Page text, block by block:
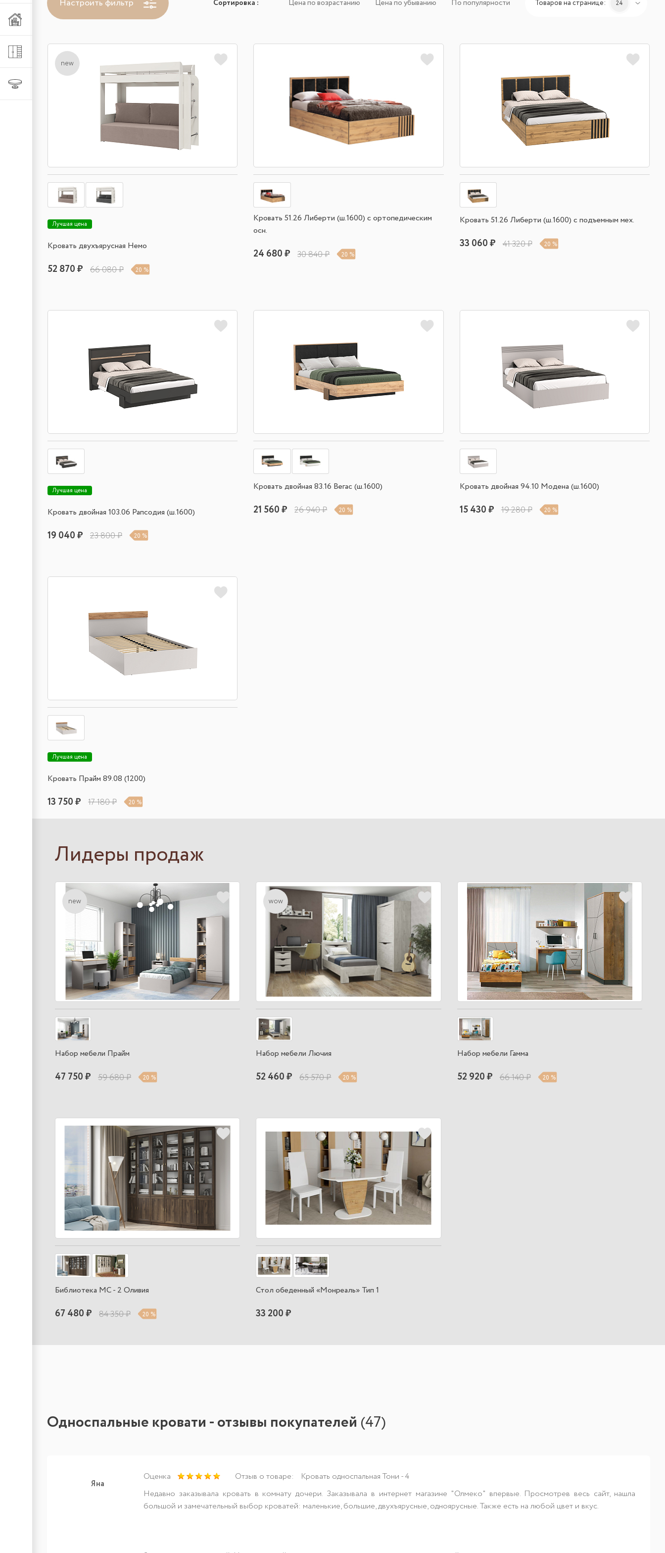
Мебель из металла
Шкафы и стеллажи
Настроить фильтр Сортировка : Цена по возрастанию Цена по убыванию По популярности Товаров на странице: 24
new
Лучшая цена
Кровать двухъярусная Немо
52 870 ₽ 66 080 ₽ 20 %
Кровать 51.26 Либерти (ш.1600) с ортопедическим
осн.
24 680 ₽ 30 840 ₽ 20 %
Кровать 51.26 Либерти (ш.1600) с подъемным мех.
33 060 ₽ 41 320 ₽ 20 %
Лучшая цена
Кровать двойная 103.06 Рапсодия (ш.1600)
19 040 ₽ 23 800 ₽ 20 %
Кровать двойная 83.16 Вегас (ш.1600)
21 560 ₽ 26 940 ₽ 20 %
Кровать двойная 94.10 Модена (ш.1600)
15 430 ₽ 19 280 ₽ 20 %
Лучшая цена
Кровать Прайм 89.08 (1200)
13 750 ₽ 17 180 ₽ 20 %
Лидеры продаж
new
Набор мебели Прайм
47 750 ₽ 59 680 ₽ 20 %
wow
Набор мебели Лючия
52 460 ₽ 65 570 ₽ 20 %
Набор мебели Гамма
52 920 ₽ 66 140 ₽ 20 %
Библиотека МС - 2 Оливия
67 480 ₽ 84 350 ₽ 20 %
Стол обеденный «Монреаль» Тип 1
33 200 ₽
Односпальные кровати - отзывы покупателей (47)
Яна
Оценка Отзыв о товаре:
Кровать односпальная Тони - 4
Недавно заказывала кровать в комнату дочери. Заказывала в интернет магазине "Олмеко" впервые. Просмотрев весь сайт, нашла
большой и замечательный выбор кроватей: маленькие, большие, двухъярусные, одноярусные. Также есть на любой цвет и вкус.